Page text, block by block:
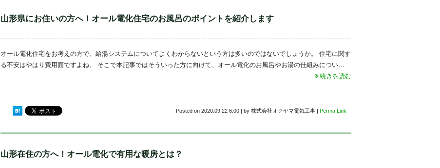
山形県にお住いの方へ！オール電化住宅のお風呂のポイントを紹介します
オール電化住宅をお考えの方で、給湯システムについてよくわからないという方は多いのではないでしょうか。 住宅に関す
る不安はやはり費用面ですよね。 そこで本記事ではそういった方に向けて、オール電化のお風呂やお湯の仕組みについ…
続きを読む
Posted on 2020.09.22 6:00 | by 株式会社オクヤマ電気工事 | Perma Link
山形在住の方へ！オール電化で有用な暖房とは？